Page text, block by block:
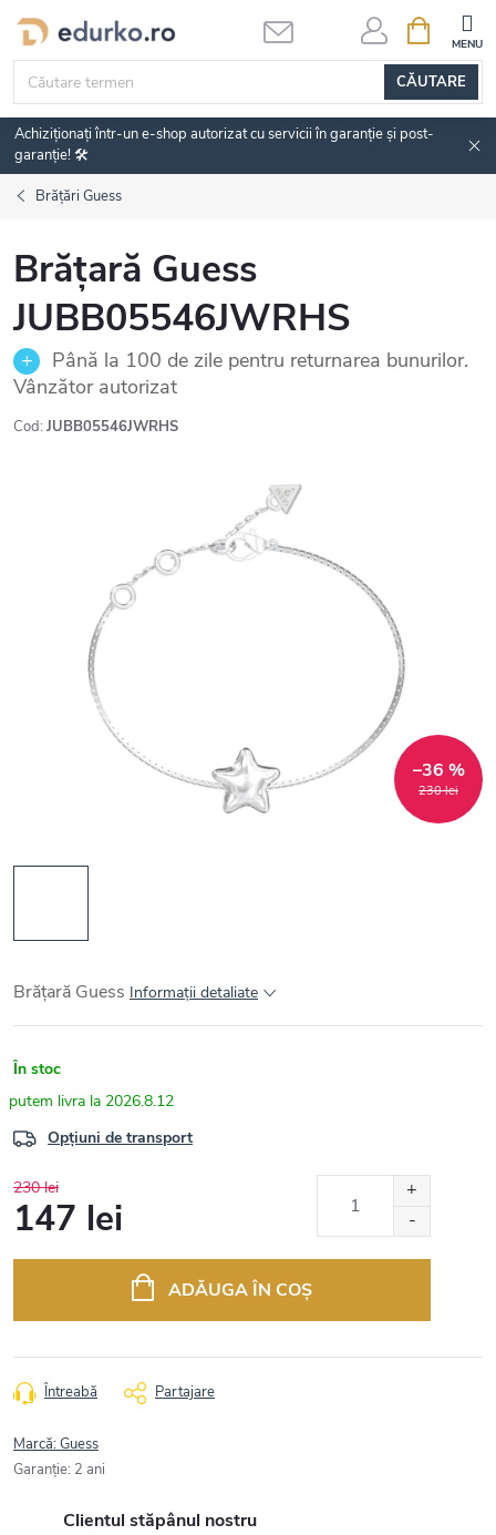
Treci
conținut
CĂUTARE
DE
Achiziționați într-un e-shop autorizat cu servicii în garanție și post-
garanție! 🛠️
Brățări Guess
Brățară Guess
JUBB05546JWRHS
Până la 100 de zile pentru returnarea bunurilor.
Vânzător autorizat
Cod: JUBB05546JWRHS
230 lei
–36 %
Brățară Guess Informaţii detaliate
În stoc
2026.8.12
Opțiuni de transport
230 lei
147 lei
ADĂUGA ÎN COŞ
Întreabă Partajare
Marcă:Guess
Garanţie: 2 ani
Clientul stăpânul nostru